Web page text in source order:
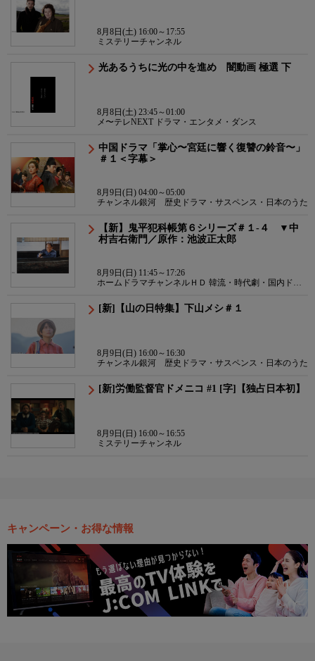
8月8日(土) 16:00～17:55
ミステリーチャンネル
光あるうちに光の中を進め 闇動画 極選 下
8月8日(土) 23:45～01:00
メ〜テレNEXT ドラマ・エンタメ・ダンス
中国ドラマ「掌心〜宮廷に響く復讐の鈴音〜」
＃１＜字幕＞
8月9日(日) 04:00～05:00
チャンネル銀河 歴史ドラマ・サスペンス・日本のうた
【新】鬼平犯科帳第６シリーズ＃１-４ ▼中
村吉右衛門／原作：池波正太郎
8月9日(日) 11:45～17:26
ホームドラマチャンネルＨＤ 韓流・時代劇・国内ドラ
[新]【山の日特集】下山メシ＃１
8月9日(日) 16:00～16:30
チャンネル銀河 歴史ドラマ・サスペンス・日本のうた
[新]労働監督官ドメニコ #1 [字]【独占日本初】
8月9日(日) 16:00～16:55
ミステリーチャンネル
キャンペーン・お得な情報